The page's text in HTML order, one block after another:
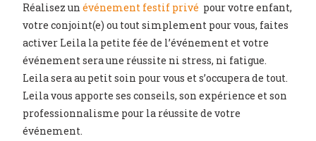
Réalisez unévénement festif privé pour votre enfant,
votre conjoint(e) ou tout simplement pour vous, faites
activer Leila la petite fée de l’événement et votre
événement sera une réussite ni stress, ni fatigue.
Leila sera au petit soin pour vous et s’occupera de tout.
Leila vous apporte ses conseils, son expérience et son
professionnalisme pour la réussite de votre
événement.